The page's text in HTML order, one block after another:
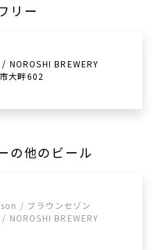
リー
NOROSHI BREWERY
大畔602
の他のビール
/ ブラウンセゾン
NOROSHI BREWERY